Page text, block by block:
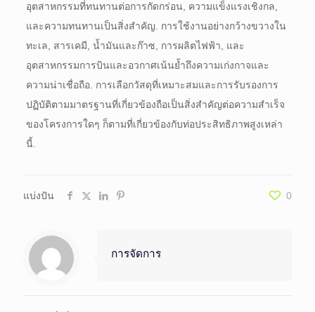
อุตสาหกรรมที่ทนทานต่อการกัดกร่อน, ความแข็งแรงเชิงกล,
และความทนทานเป็นสิ่งสำคัญ. การใช้งานอย่างกว้างขวางใน
ทะเล, สารเคมี, น้ำมันและก๊าซ, การผลิตไฟฟ้า, และ
อุตสาหกรรมการบินและอวกาศเน้นย้ำถึงความเก่งกาจและ
ความน่าเชื่อถือ. การเลือกวัสดุที่เหมาะสมและการรับรองการ
ปฏิบัติตามมาตรฐานที่เกี่ยวข้องถือเป็นสิ่งสำคัญต่อความสำเร็จ
ของโครงการใดๆ ก็ตามที่เกี่ยวข้องกับท่อประสิทธิภาพสูงเหล่า
นี้.
แบ่งปัน 0
การจัดการ